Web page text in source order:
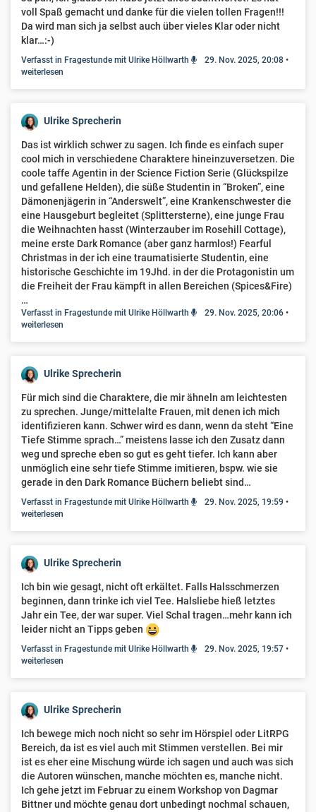
voll Spaß gemacht und danke für die vielen tollen Fragen!!!
Da wird man sich ja selbst auch über vieles Klar oder nicht
klar…:-)
Verfasst in Fragestunde mit Ulrike Höllwarth 29. Nov. 2025, 20:08 •
weiterlesen
Ulrike Sprecherin
Das ist wirklich schwer zu sagen. Ich finde es einfach super
cool mich in verschiedene Charaktere hineinzuversetzen. Die
coole taffe Agentin in der Science Fiction Serie (Glückspilze
und gefallene Helden), die süße Studentin in “Broken”, eine
Dämonenjägerin in “Anderswelt”, eine Krankenschwester die
eine Hausgeburt begleitet (Splittersterne), eine junge Frau
die Weihnachten hasst (Winterzauber im Rosehill Cottage),
meine erste Dark Romance (aber ganz harmlos!) Fearful
Christmas in der ich eine traumatisierte Studentin, eine
historische Geschichte im 19Jhd. in der die Protagonistin um
die Freiheit der Frau kämpft in allen Bereichen (Spices&Fire)
…
Verfasst in Fragestunde mit Ulrike Höllwarth 29. Nov. 2025, 20:06 •
weiterlesen
Ulrike Sprecherin
Für mich sind die Charaktere, die mir ähneln am leichtesten
zu sprechen. Junge/mittelalte Frauen, mit denen ich mich
identifizieren kann. Schwer wird es dann, wenn da steht “Eine
Tiefe Stimme sprach…” meistens lasse ich den Zusatz dann
weg und spreche eben so gut es geht tiefer. Ich kann aber
unmöglich eine sehr tiefe Stimme imitieren, bspw. wie sie
gerade in den Dark Romance Büchern beliebt sind…
Verfasst in Fragestunde mit Ulrike Höllwarth 29. Nov. 2025, 19:59 •
weiterlesen
Ulrike Sprecherin
Ich bin wie gesagt, nicht oft erkältet. Falls Halsschmerzen
beginnen, dann trinke ich viel Tee. Halsliebe hieß letztes
Jahr ein Tee, der war super. Viel Schal tragen…mehr kann ich
leider nicht an Tipps geben
Verfasst in Fragestunde mit Ulrike Höllwarth 29. Nov. 2025, 19:57 •
weiterlesen
Ulrike Sprecherin
Ich bewege mich noch nicht so sehr im Hörspiel oder LitRPG
Bereich, da ist es viel auch mit Stimmen verstellen. Bei mir
ist es eher eine Mischung würde ich sagen und auch was sich
die Autoren wünschen, manche möchten es, manche nicht.
Ich gehe jetzt im Februar zu einem Workshop von Dagmar
Bittner und möchte genau dort unbedingt nochmal schauen,